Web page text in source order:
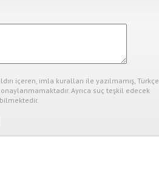
içeren, imla kuralları ile yazılmamış, Türkçe
Ayrıca suç teşkil edecek